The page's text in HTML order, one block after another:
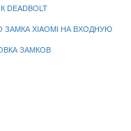
XIAOMI НА ВХОДНУЮ
ЗАМКОВ